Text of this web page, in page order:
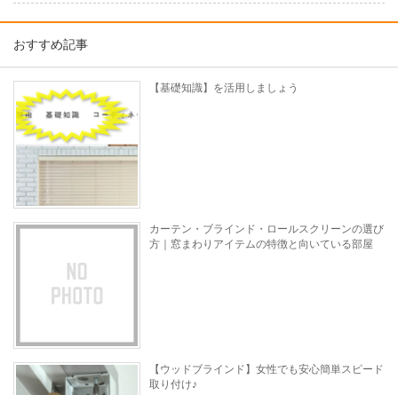
おすすめ記事
【基礎知識】を活用しましょう
カーテン・ブラインド・ロールスクリーンの選び
方｜窓まわりアイテムの特徴と向いている部屋
【ウッドブラインド】女性でも安心簡単スピード
取り付け♪